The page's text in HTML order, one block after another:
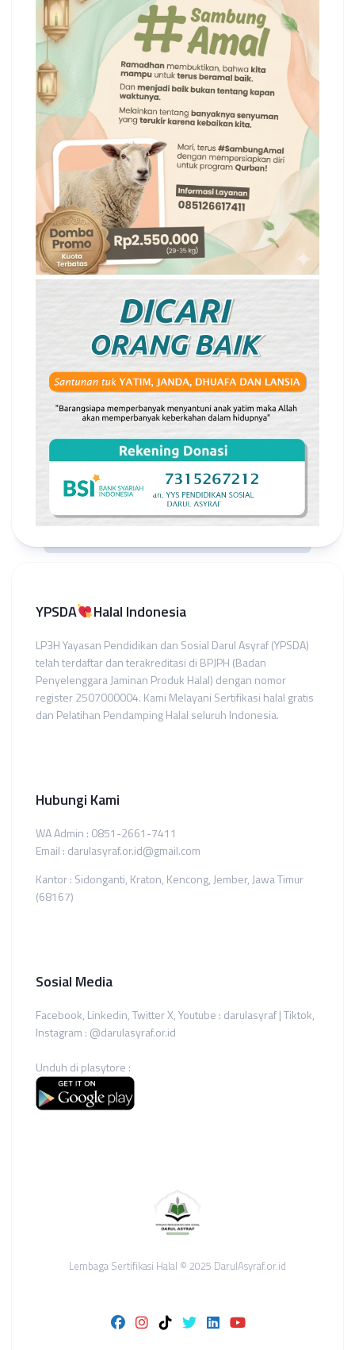
YPSDA Halal Indonesia
LP3H Yayasan Pendidikan dan Sosial Darul Asyraf (YPSDA)
telah terdaftar dan terakreditasi di BPJPH (Badan
Penyelenggara Jaminan Produk Halal) dengan nomor
register 2507000004. Kami Melayani Sertifikasi halal gratis
dan Pelatihan Pendamping Halal seluruh Indonesia.
Hubungi Kami
WA Admin : 0851-2661-7411
Email : darulasyraf.or.id@gmail.com
Kantor : Sidonganti, Kraton, Kencong, Jember, Jawa Timur
(68167)
Sosial Media
Facebook, Linkedin, Twitter X, Youtube : darulasyraf | Tiktok,
Instagram : @darulasyraf.or.id
Unduh di plasytore :
Lembaga Sertifikasi Halal © 2025 DarulAsyraf.or.id